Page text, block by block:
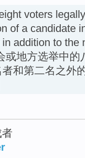
voters
of a candidate
addition to the
或地方选举中
者和第二名之外